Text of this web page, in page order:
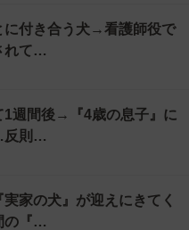
に付き合う犬→看護師役で
れて…
1週間後→『4歳の息子』に
反則…
家の犬』が迎えにきてく
の『…